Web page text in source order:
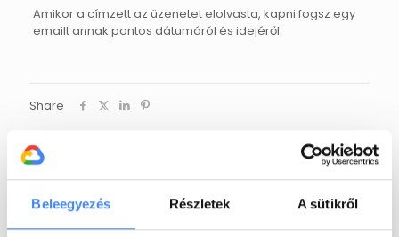
Beleegyezés Részletek A sütikről
Amikor a címzett az üzenetet elolvasta, kapni fogsz egy
emailt annak pontos dátumáról és idejéről.
Share
néhány magyar IT-cégnek, amelyek
hivatalosGoogle Cloud Partner